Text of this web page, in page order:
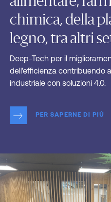
chimica, della
legno, tra altri
Deep-Tech per il
dell'efficienza contribuendo
industriale con soluzioni 4.0.
PER SAPERNE DI PIÙ